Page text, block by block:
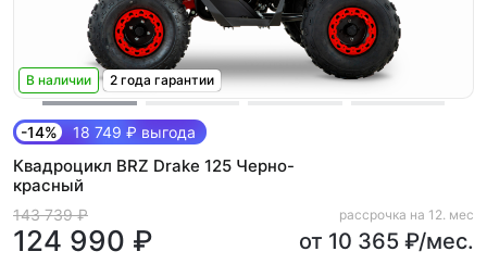
В наличии 2 года гарантии
-14% 18 749 ₽ выгода
Квадроцикл BRZ Drake 125 Черно-
красный
143 739 ₽
124 990 ₽
рассрочка на 12. мес
от 10 365 ₽/мес.